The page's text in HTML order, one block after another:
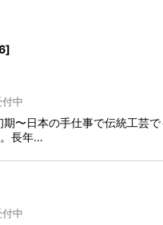
]
中
〜日本の手仕事で伝統工芸
長年…
中